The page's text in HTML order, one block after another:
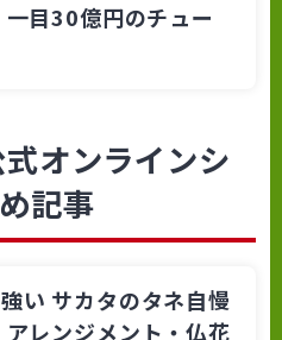
目30億円のチュー
オンラインシ
記事
い サカタのタネ自慢
レンジメント・仏花